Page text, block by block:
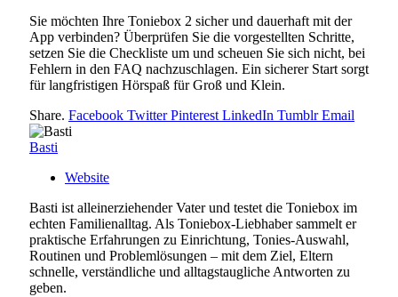
Sie möchten Ihre Toniebox 2 sicher und dauerhaft mit der
App verbinden? Überprüfen Sie die vorgestellten Schritte,
setzen Sie die Checkliste um und scheuen Sie sich nicht, bei
Fehlern in den FAQ nachzuschlagen. Ein sicherer Start sorgt
für langfristigen Hörspaß für Groß und Klein.
Share. Facebook Twitter Pinterest LinkedIn Tumblr Email
Basti
Website
Basti ist alleinerziehender Vater und testet die Toniebox im
echten Familienalltag. Als Toniebox-Liebhaber sammelt er
praktische Erfahrungen zu Einrichtung, Tonies-Auswahl,
Routinen und Problemlösungen – mit dem Ziel, Eltern
schnelle, verständliche und alltagstaugliche Antworten zu
geben.